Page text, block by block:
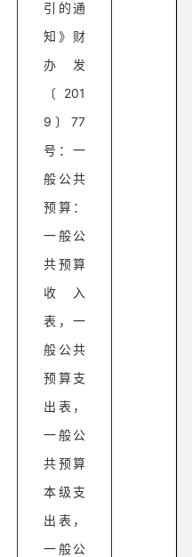
引的通
知》财
办发
〔201
9〕77
号：一
般公共
预算：
一般公
共预算
收入
表，一
般公共
预算支
出表，
一般公
共预算
本级支
出表，
一般公